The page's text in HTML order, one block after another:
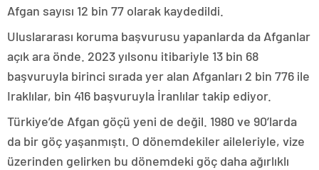
Afgan sayısı 12 bin 77 olarak kaydedildi.
Uluslararası koruma başvurusu yapanlarda da Afganlar
açık ara önde. 2023 yılsonu itibariyle 13 bin 68
başvuruyla birinci sırada yer alan Afganları 2 bin 776 ile
Iraklılar, bin 416 başvuruyla İranlılar takip ediyor.
Türkiye’de Afgan göçü yeni de değil. 1980 ve 90’larda
da bir göç yaşanmıştı. O dönemdekiler aileleriyle, vize
üzerinden gelirken bu dönemdeki göç daha ağırlıklı